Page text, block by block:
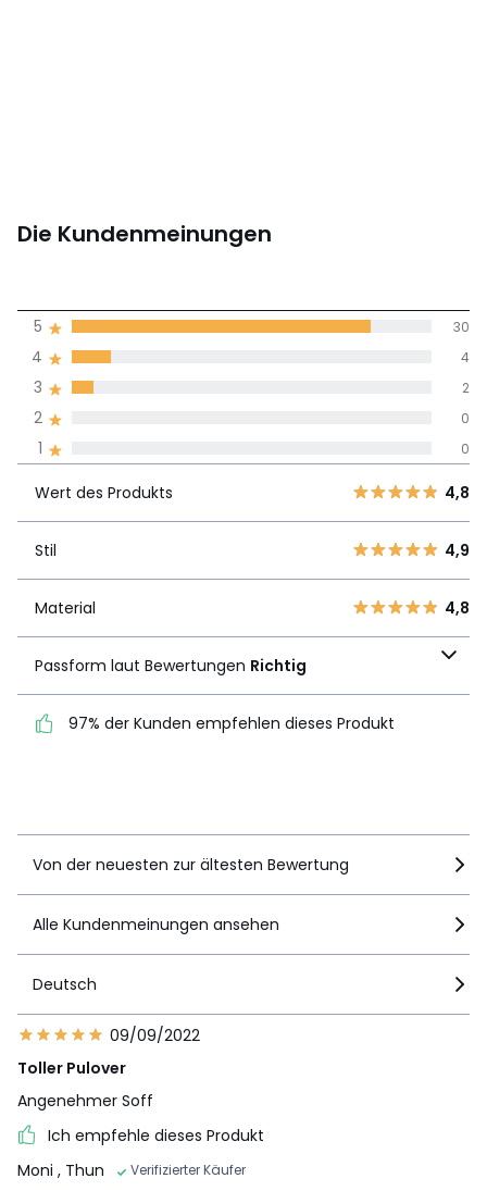
Die Kundenmeinungen
4,8
(36)
4
Wert des
4,9
4,8
Bewertungen
97% der Kunden
1 0
2 0
3 2
4 4
5 30
Wert des Produkts 4,8
Stil 4,9
Material 4,8
Passform laut Bewertungen Richtig
97% der Kunden empfehlen dieses Produkt
Von der neuesten zur ältesten Bewertung
Alle Kundenmeinungen ansehen
Deutsch
09/09/2022
Toller Pulover
Angenehmer Soff
Ich empfehle dieses Produkt
Moni , Thun Verifizierter Käufer